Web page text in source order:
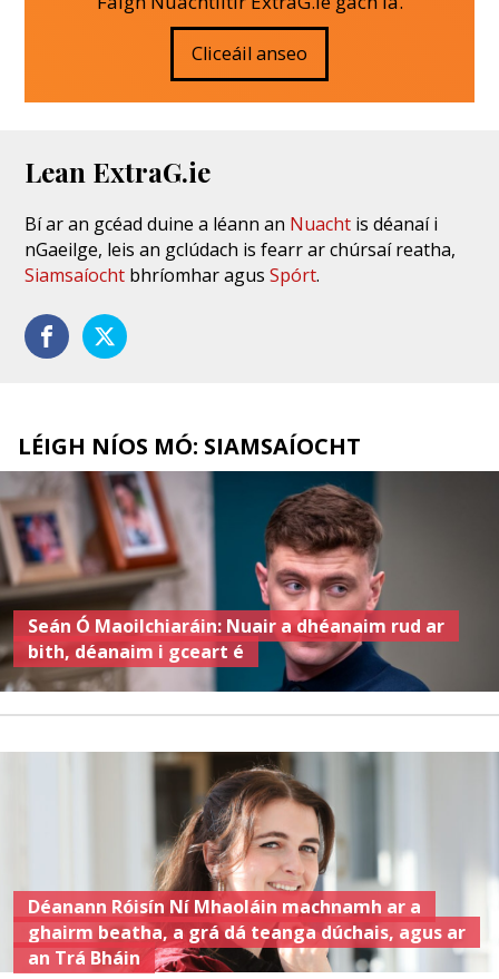
Cliceáil anseo
Lean ExtraG.ie
Bí ar an gcéad duine a léann an Nuacht is déanaí i
nGaeilge, leis an gclúdach is fearr ar chúrsaí reatha,
Siamsaíocht bhríomhar agusSpórt.
LÉIGH NÍOS MÓ: SIAMSAÍOCHT
Seán Ó Maoilchiaráin: Nuair a dhéanaim rud ar
bith, déanaim i gceart é
Déanann Róisín Ní Mhaoláin machnamh ar a
ghairm beatha, a grá dá teanga dúchais, agus ar
an Trá Bháin